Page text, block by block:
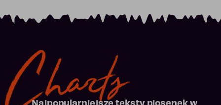
Charts